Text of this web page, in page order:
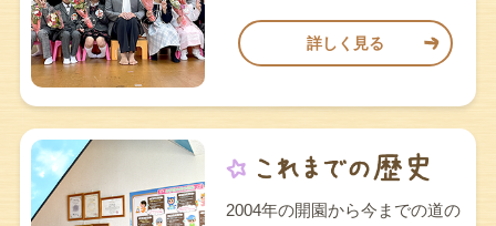
詳しく見る
2004年の開園から今までの道の